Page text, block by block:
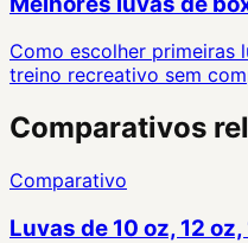
Como escolher primeiras
treino recreativo sem
Comparativos
Comparativo
Luvas de 10 oz, 12 oz,